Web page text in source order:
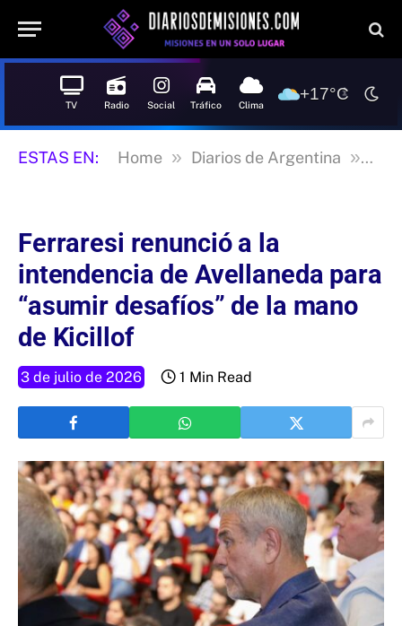
TV Radio Social Tráfico Clima
+17°C
ESTAS EN: Home » Diarios de Argentina » La
Ferraresi renunció a la
intendencia de Avellaneda para
“asumir desafíos” de la mano
de Kicillof
3 de julio de 2026 1 Min Read